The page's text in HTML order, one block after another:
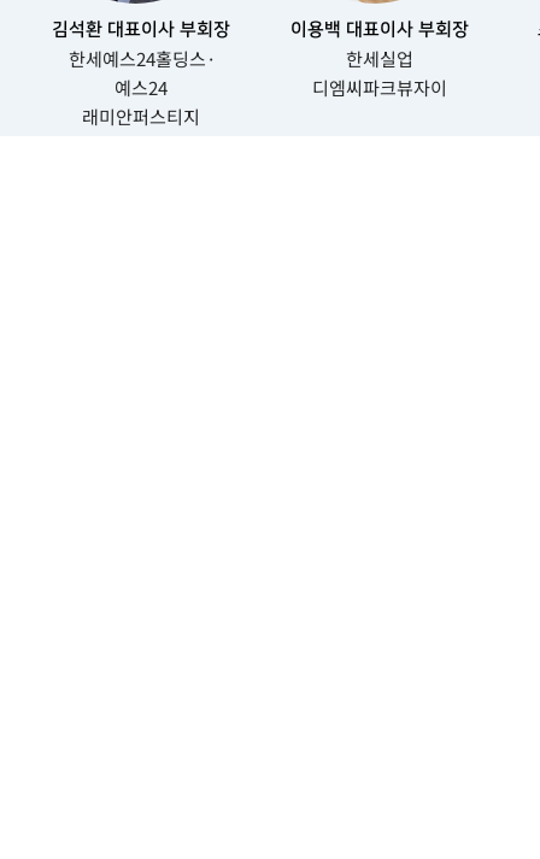
김석환 대표이사 부회장
한세예스24홀딩스·
예스24
래미안퍼스티지
이용백 대표이사 부회장
한세실업
디엠씨파크뷰자이